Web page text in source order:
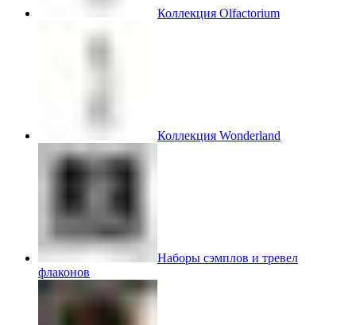
Коллекция Olfactorium
Коллекция Wonderland
Наборы сэмплов и тревел
флаконов